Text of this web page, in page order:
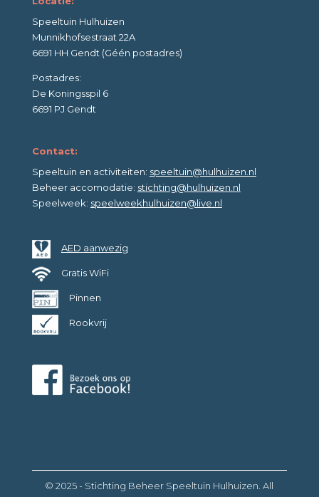
Speeltuin Hulhuizen
Munnikhofsestraat 22A
6691 HH Gendt (Géén postadres)
Postadres:
De Koningsspil 6
6691 PJ Gendt
Contact:
Speeltuin en activiteiten: speeltuin@hulhuizen.nl
Beheer accomodatie: stichting@hulhuizen.nl
Speelweek: speelweekhulhuizen@live.nl
AED aanwezig
Gratis WiFi
Pinnen
Rookvrij
© 2025 - Stichting Beheer Speeltuin Hulhuizen. All